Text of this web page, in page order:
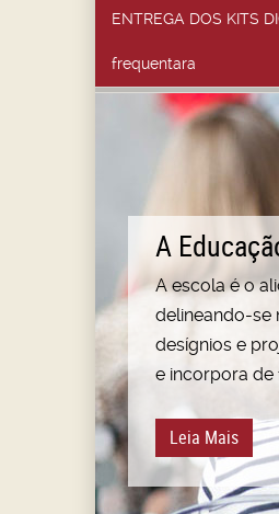
ENTREGA DOS KITS
frequentara
A escola é o
delineando-se
desígnios e
e incorpora de
Leia Mais
A